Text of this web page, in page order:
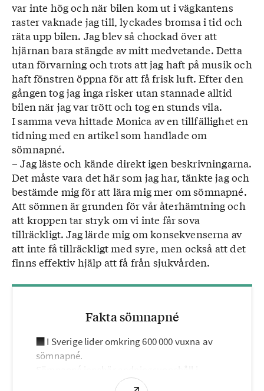
var inte hög och när bilen kom ut i vägkantens
raster vaknade jag till, lyckades bromsa i tid och
räta upp bilen. Jag blev så chockad över att
hjärnan bara stängde av mitt medvetande. Detta
utan förvarning och trots att jag haft på musik och
haft fönstren öppna för att få frisk luft. Efter den
gången tog jag inga risker utan stannade alltid
bilen när jag var trött och tog en stunds vila.
I samma veva hittade Monica av en tillfällighet en
tidning med en artikel som handlade om
sömnapné.
– Jag läste och kände direkt igen beskrivningarna.
Det måste vara det här som jag har, tänkte jag och
bestämde mig för att lära mig mer om sömnapné.
Att sömnen är grunden för vår återhämtning och
att kroppen tar stryk om vi inte får sova
tillräckligt. Jag lärde mig om konsekvenserna av
att inte få tillräckligt med syre, men också att det
finns effektiv hjälp att få från sjukvården.
Fakta sömnapné
■ I Sverige lider omkring 600 000 vuxna av
sömnapné.
Sömnapné innebär andningsuppehåll i
sömnen. Personer med sömnapné kan få